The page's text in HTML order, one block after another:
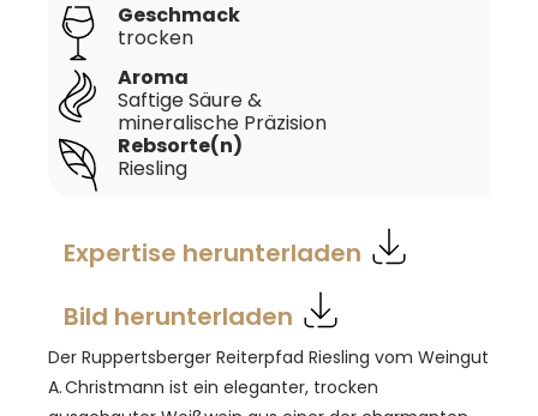
Aroma
Saftige Säure &
mineralische Präzision
Geschmack
trocken
Rebsorte(n)
Riesling
Expertise herunterladen
Bild herunterladen
Der Ruppertsberger Reiterpfad Riesling vom Weingut
A. Christmann ist ein eleganter, trocken